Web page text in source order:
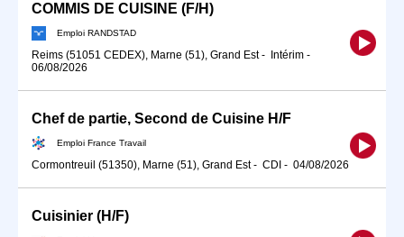
COMMIS DE CUISINE (F/H)
Emploi RANDSTAD
Reims (51051 CEDEX), Marne (51), Grand Est- Intérim -
06/08/2026
Chef de partie, Second de Cuisine H/F
Emploi France Travail
Cormontreuil (51350), Marne (51), Grand Est- CDI - 04/08/2026
Cuisinier (H/F)